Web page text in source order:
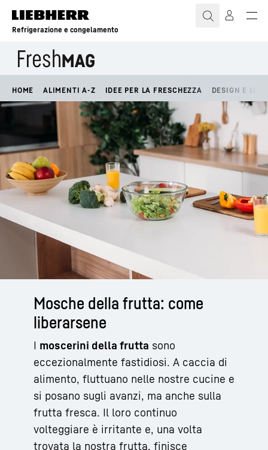
Refrigerazione e congelamento
HOME ALIMENTI A-Z IDEE PER LA FRESCHEZZA DESIGN E
Mosche della frutta: come
liberarsene
I moscerini della frutta sono
eccezionalmente fastidiosi. A caccia di
alimento, fluttuano nelle nostre cucine e
si posano sugli avanzi, ma anche sulla
frutta fresca. Il loro continuo
volteggiare è irritante e, una volta
trovata la nostra frutta, finisce